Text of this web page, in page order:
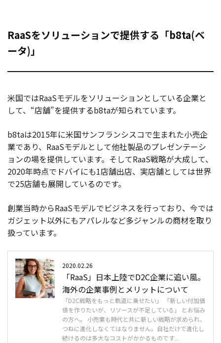
RaaSをソリューションで提供する「b8ta(ベ
ータ)」
米国ではRaaSモデルをソリューションとしている企業と
して、“店舗”を提供するb8taが知られています。
b8taは2015年に米国サンフランシスコで生まれた小売企
業であり、RaaSモデルとして他社製品のプレゼンテーシ
ョンの場を提供しています。そしてRaaS戦略が大成して、
2020年時点でドバイにも1店舗出店、実店舗としては世界
で25店舗も展開しているのです。
創業当時からRaaSモデルでビジネスを行っており、今では
ガジェット以外にもアパレルなど多ジャンルの商材を取り
扱っています。
2020.02.26
「RaaS」日本上陸でD2C企業に追い風。
海外の企業事例とメリットについて
「D2C戦略をもっと軌道に乗せたい」 「新しい付加価
値を作りたいが、リソースが不足している」 とお悩み
の方へ。 小売業も時代と共に新しい戦略が求められ、
つねに進化しなくてはなりません。自社だけで進化し
続けるのは多大なコストがかかるものです...